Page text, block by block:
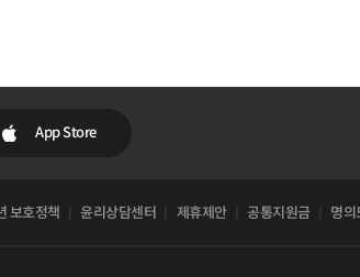
App Store
보호정책 윤리상담센터 제휴제안 공통지원금 명의